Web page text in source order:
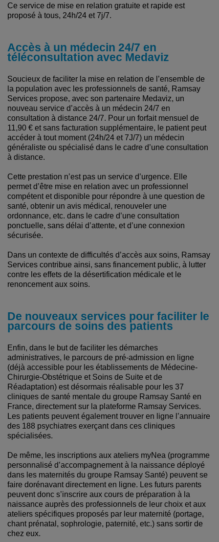
Ce service de mise en relation gratuite et rapide est
proposé à tous, 24h/24 et 7j/7.
Accès à un médecin 24/7 en
téléconsultation avec Medaviz
Soucieux de faciliter la mise en relation de l’ensemble de
la population avec les professionnels de santé, Ramsay
Services propose, avec son partenaire Medaviz, un
nouveau service d’accès à un médecin 24/7 en
consultation à distance 24/7. Pour un forfait mensuel de
11,90 € et sans facturation supplémentaire, le patient peut
accéder à tout moment (24h/24 et 7J/7) un médecin
généraliste ou spécialisé dans le cadre d’une consultation
à distance.
Cette prestation n’est pas un service d’urgence. Elle
permet d’être mise en relation avec un professionnel
compétent et disponible pour répondre à une question de
santé, obtenir un avis médical, renouveler une
ordonnance, etc. dans le cadre d’une consultation
ponctuelle, sans délai d’attente, et d’une connexion
sécurisée.
Dans un contexte de difficultés d’accès aux soins, Ramsay
Services contribue ainsi, sans financement public, à lutter
contre les effets de la désertification médicale et le
renoncement aux soins.
De nouveaux services pour faciliter le
parcours de soins des patients
Enfin, dans le but de faciliter les démarches
administratives, le parcours de pré-admission en ligne
(déjà accessible pour les établissements de Médecine-
Chirurgie-Obstétrique et Soins de Suite et de
Réadaptation) est désormais réalisable pour les 37
cliniques de santé mentale du groupe Ramsay Santé en
France, directement sur la plateforme Ramsay Services.
Les patients peuvent également trouver en ligne l’annuaire
des 188 psychiatres exerçant dans ces cliniques
spécialisées.
De même, les inscriptions aux ateliers myNea (programme
personnalisé d’accompagnement à la naissance déployé
dans les maternités du groupe Ramsay Santé) peuvent se
faire dorénavant directement en ligne. Les futurs parents
peuvent donc s’inscrire aux cours de préparation à la
naissance auprès des professionnels de leur choix et aux
ateliers spécifiques proposés par leur maternité (portage,
chant prénatal, sophrologie, paternité, etc.) sans sortir de
chez eux.